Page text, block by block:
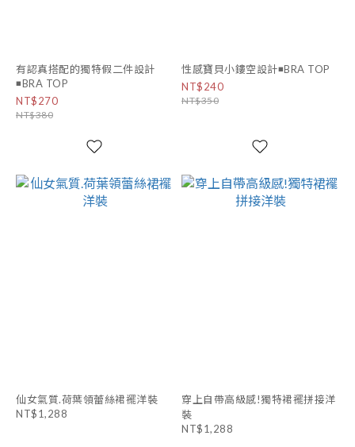
有認真搭配的獨特假二件設計
◾BRA TOP
NT$270
NT$380
性感寶貝小鏤空設計◾BRA TOP
NT$240
NT$350
仙女氣質.荷葉領蕾絲裙襬洋裝
NT$1,288
穿上自帶高級感!獨特裙襬拼接洋
裝
NT$1,288